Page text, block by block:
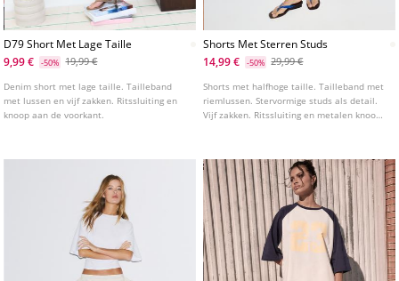
D79 Short Met Lage Taille
9,99 €
-50% 19,99 €
Denim short met lage taille. Tailleband
met lussen en vijf zakken. Ritssluiting en
knoop aan de voorkant.
Shorts Met Sterren Studs
14,99 €
-50% 29,99 €
Shorts met halfhoge taille. Tailleband met
riemlussen. Stervormige studs als detail.
Vijf zakken. Ritssluiting en metalen knoop